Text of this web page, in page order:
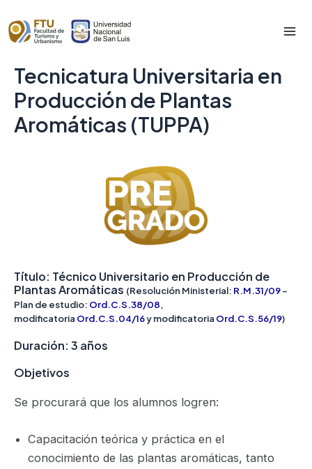
to
content
Tecnicatura Universitaria en
Producción de Plantas
Aromáticas (TUPPA)
Título: Técnico Universitario en Producción de
Plantas Aromáticas (Resolución Ministerial: R.M.31/09–
Plan de estudio: Ord.C.S.38/08,
modificatoria Ord.C.S.04/16y modificatoria Ord.C.S.56/19)
Duración: 3 años
Objetivos
Se procurará que los alumnos logren:
Capacitación teórica y práctica en el
conocimiento de las plantas aromáticas, tanto